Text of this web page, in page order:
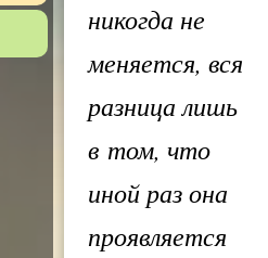
никогда не
меняется, вся
разница лишь
в том, что
иной раз она
проявляется